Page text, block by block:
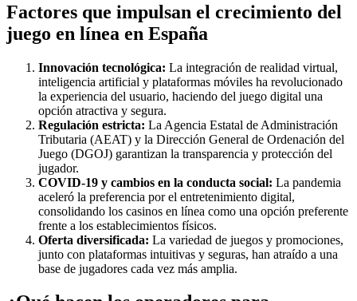
Factores que impulsan el crecimiento del
juego en línea en España
Innovación tecnológica: La integración de realidad virtual,
inteligencia artificial y plataformas móviles ha revolucionado
la experiencia del usuario, haciendo del juego digital una
opción atractiva y segura.
Regulación estricta: La Agencia Estatal de Administración
Tributaria (AEAT) y la Dirección General de Ordenación del
Juego (DGOJ) garantizan la transparencia y protección del
jugador.
COVID-19 y cambios en la conducta social: La pandemia
aceleró la preferencia por el entretenimiento digital,
consolidando los casinos en línea como una opción preferente
frente a los establecimientos físicos.
Oferta diversificada: La variedad de juegos y promociones,
junto con plataformas intuitivas y seguras, han atraído a una
base de jugadores cada vez más amplia.